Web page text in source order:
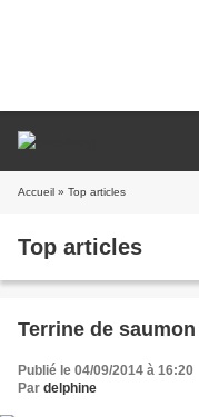
Accueil » Top articles
Top articles
Terrine de
Publié le 04/09/2014 à 16:20
Par delphine